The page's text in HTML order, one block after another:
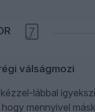
7
válságmozi
lábbal
mennyivel